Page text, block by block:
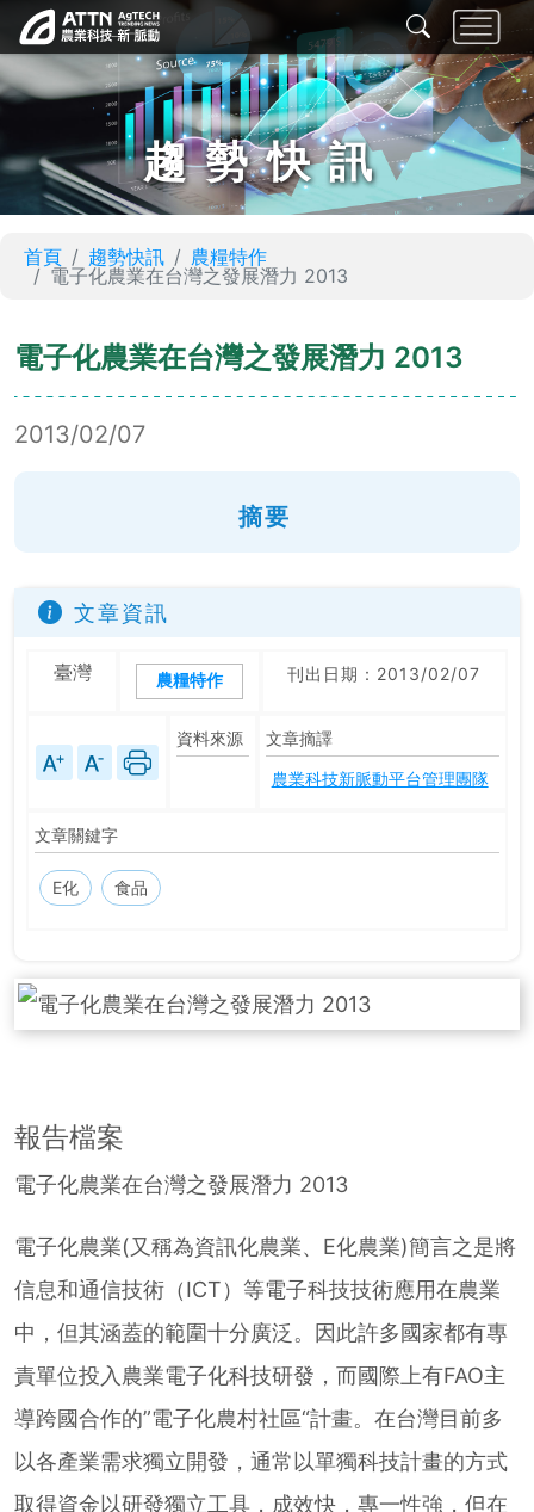
趨勢快訊
首頁 趨勢快訊
農糧特作
電子化農業在台灣之發展潛力 2013
電子化農業在台灣之發展潛力 2013
2013/02/07
摘要
文章資訊
臺灣 農糧特作 刊出日期：2013/02/07
資料來源
文章摘譯
農業科技新脈動平台管理團隊
文章關鍵字
E化 食品
報告檔案
電子化農業在台灣之發展潛力 2013
電子化農業(又稱為資訊化農業、E化農業)簡言之是將
信息和通信技術（ICT）等電子科技技術應用在農業
中，但其涵蓋的範圍十分廣泛。因此許多國家都有專
責單位投入農業電子化科技研發，而國際上有FAO主
導跨國合作的”電子化農村社區“計畫。在台灣目前多
以各產業需求獨立開發，通常以單獨科技計畫的方式
取得資金以研發獨立工具，成效快，專一性強，但在